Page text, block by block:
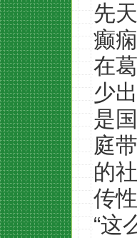
先
癫
在
少
是
庭
的
传
“这